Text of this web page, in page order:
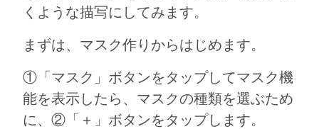
くような描写にしてみます。
まずは、マスク作りからはじめます。
①「マスク」ボタンをタップしてマスク機
能を表示したら、マスクの種類を選ぶため
に、②「＋」ボタンをタップします。